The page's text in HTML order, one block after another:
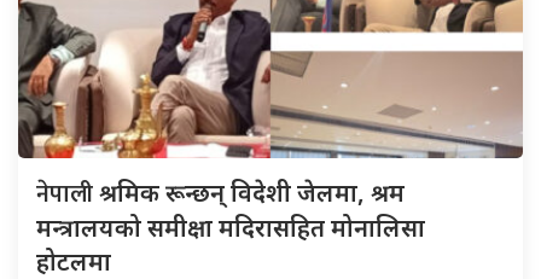
नेपालीश्रमिक रून्छन् विदेशी जेलमा, श्रम
मन्त्रालयको समीक्षा मदिरासहित मोनालिसा
होटलमा